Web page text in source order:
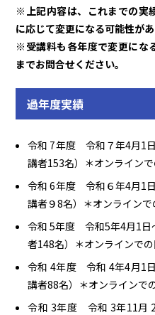
※上記内容は、これまでの実
に応じて変更になる可能性があ
※受講料も各年度で変更にな
までお問合せください。
過年度実績
令和 7年度 令和７年4月1
講者153名）＊オンライン
令和 6年度 令和６年4月1
講者９8名）＊オンライン
令和 5年度 令和5年4月1
者148名）＊オンラインで
令和 4年度 令和 4年4月1
講者88名）＊オンラインで
令和 3年度 令和 3年11月